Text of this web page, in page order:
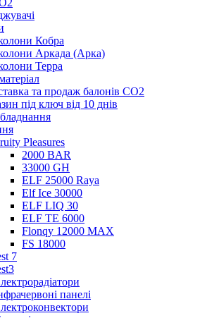
Кобра
Аркада (Арка)
Терра
та продаж балонів CO2
під ключ від 10 днів
Pleasures
2000 BAR
33000 GH
ELF 25000 Raya
Elf Ice 30000
ELF LIQ 30
ELF TE 6000
Flonqy 12000 MAX
FS 18000
7
панелі